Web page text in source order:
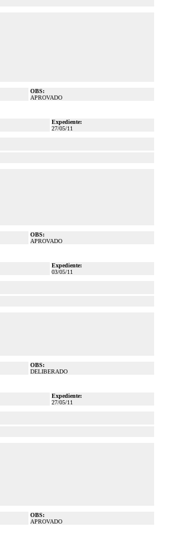
OBS:
APROVADO
Expediente:
27/05/11
OBS:
APROVADO
Expediente:
03/05/11
OBS:
DELIBERADO
Expediente:
27/05/11
OBS:
APROVADO